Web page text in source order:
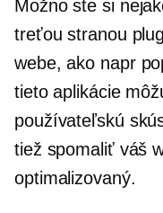
Možno ste si
treťou stranou
webe, ako napr
tieto aplikácie
používateľskú
tiež spomaliť váš
optimalizovaný.